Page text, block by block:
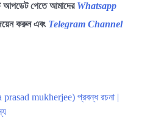
আপডেট পেতে আমাদের Whatsapp
করুন এবং Telegram Channel
prasad mukherjee) প্রবন্ধ রচনা |